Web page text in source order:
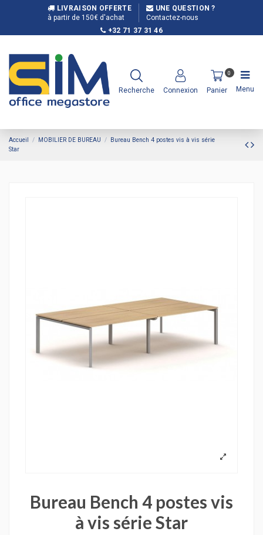
LIVRAISON OFFERTE
à partir de 150€ d'achat
UNE QUESTION ?
Contactez-nous
+32 71 37 31 46
Recherche Connexion
0
Panier Menu
Accueil MOBILIER DE BUREAU
Bureau Bench 4 postes vis à vis série
Star
Bureau Bench 4 postes vis
à vis série Star